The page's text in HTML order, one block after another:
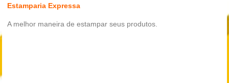
Estamparia Expressa
A melhor maneira de estampar seus produtos.